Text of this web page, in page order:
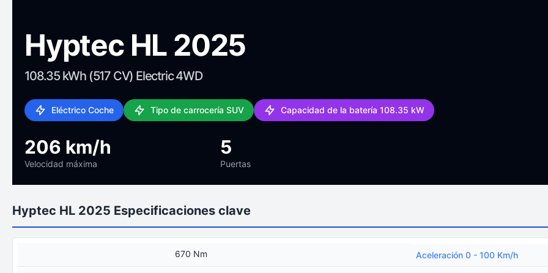
Hyptec HL 2025
108.35 kWh (517 CV) Electric 4WD
Eléctrico Coche Tipo de carrocería SUV Capacidad de la batería 108.35 kW
206 km/h
Velocidad máxima
5
Puertas
Hyptec HL 2025 Especificaciones clave
670 Nm Aceleración 0 - 100 Km/h